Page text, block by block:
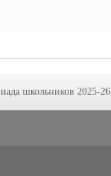
школьников 2025-26